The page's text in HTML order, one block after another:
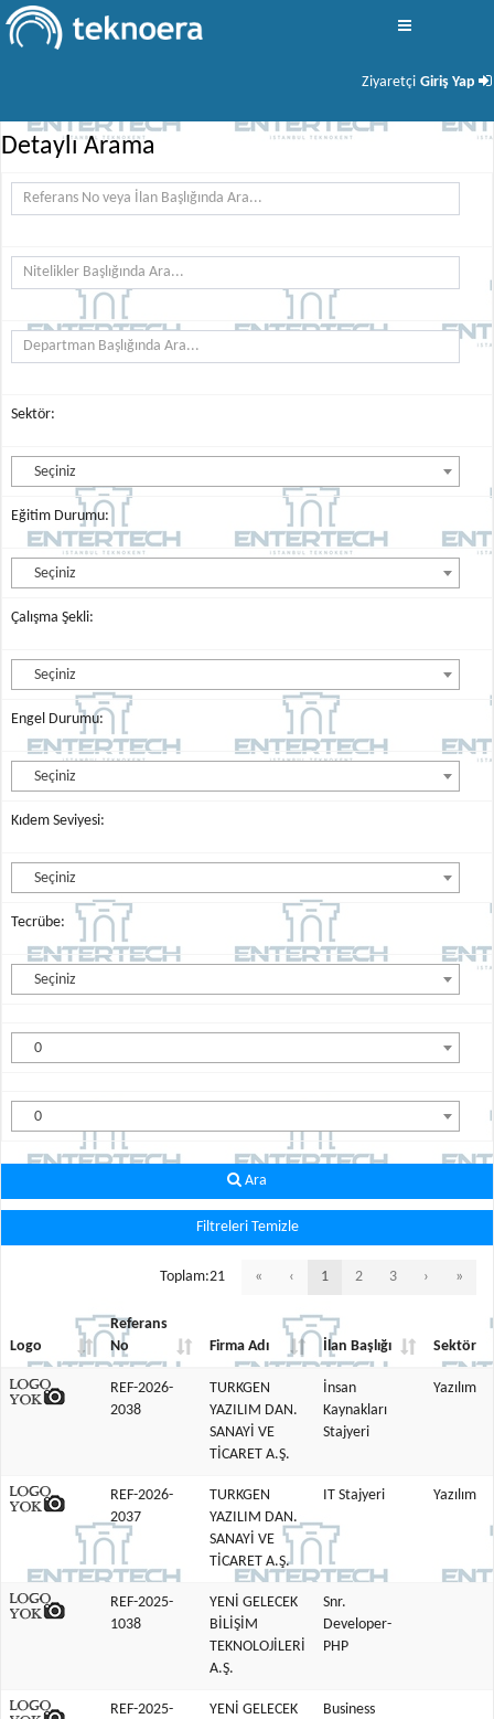
Ziyaretçi Giriş Yap
Detaylı Arama
Sektör:
Seçiniz
Eğitim Durumu:
Seçiniz
Çalışma Şekli:
Seçiniz
Engel Durumu:
Seçiniz
Kıdem Seviyesi:
Seçiniz
Tecrübe:
Seçiniz
0
0
Ara
Filtreleri Temizle
« ‹ 1 2 3 › »
Toplam:21
Logo
Referans
No
Firma Adı İlan Başlığı Sektör
REF-2026-
2038
TURKGEN
YAZILIM DAN.
SANAYİ VE
TİCARET A.Ş.
İnsan
Kaynakları
Stajyeri
Yazılım
REF-2026-
2037
TURKGEN
YAZILIM DAN.
SANAYİ VE
TİCARET A.Ş.
IT Stajyeri Yazılım
REF-2025-
1038
YENİ GELECEK
BİLİŞİM
TEKNOLOJİLERİ
A.Ş.
Snr.
Developer-
PHP
REF-2025-
YENİ GELECEK
Business